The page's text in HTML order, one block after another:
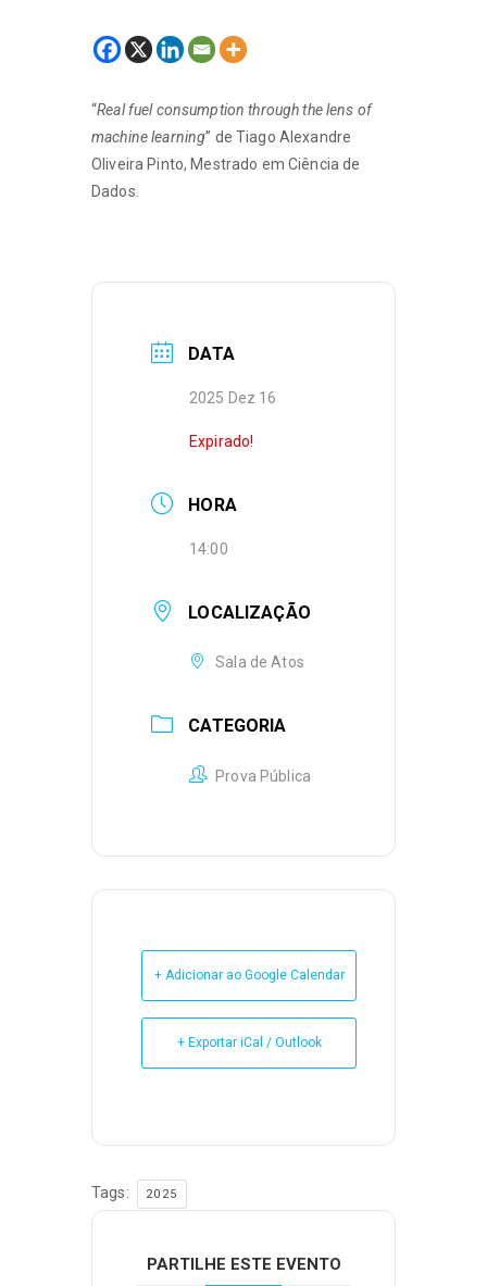
“Real fuel consumption through the lens of
machine learning” de Tiago Alexandre
Oliveira Pinto, Mestrado em Ciência de
Dados.
DATA
2025 Dez 16
Expirado!
HORA
14:00
LOCALIZAÇÃO
Sala de Atos
CATEGORIA
Prova Pública
+ Adicionar ao Google Calendar
+ Exportar iCal / Outlook
Tags: 2025
PARTILHE ESTE EVENTO